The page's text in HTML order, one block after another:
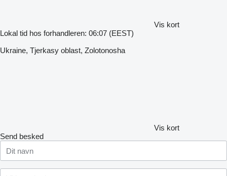
Vis kort
Lokal tid hos forhandleren: 06:07 (EEST)
Ukraine, Tjerkasy oblast, Zolotonosha
Vis kort
Send besked